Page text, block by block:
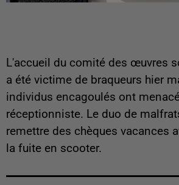
L'accueil du comité des œuvres
a été victime de braqueurs hier
individus encagoulés ont
réceptionniste. Le duo de
remettre des chèques vacances
la fuite en scooter.